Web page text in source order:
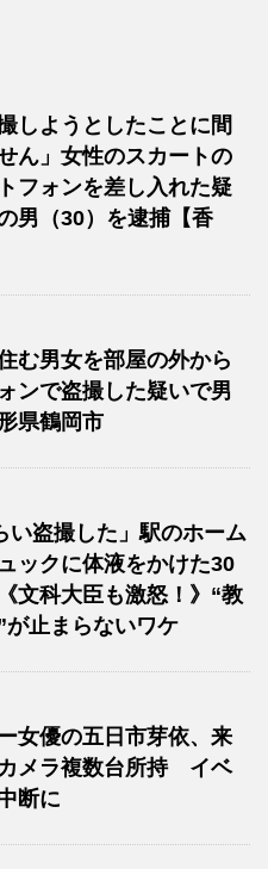
しようとしたことに間
ん」女性のスカートの
フォンを差し入れた疑
男（30）を逮捕【香
む男女を部屋の外から
ンで盗撮した疑いで男
県鶴岡市
い盗撮した」駅のホーム
ックに体液をかけた30
文科大臣も激怒！》“教
が止まらないワケ
女優の五日市芽依、来
メラ複数台所持 イベ
断に